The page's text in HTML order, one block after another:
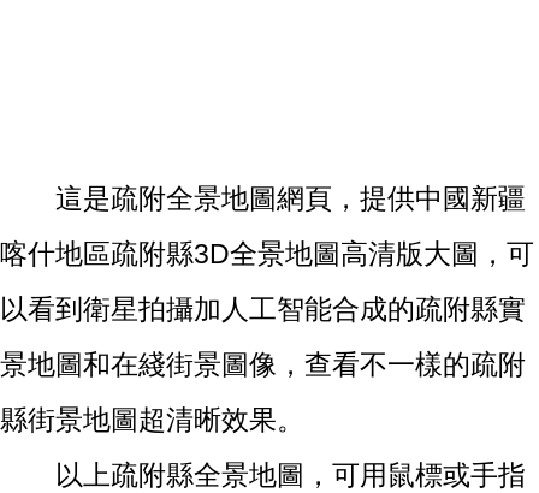
這是疏附全景地圖網頁，提供中國新疆
喀什地區疏附縣3D全景地圖高清版大圖，可
以看到衛星拍攝加人工智能合成的疏附縣實
景地圖和在綫街景圖像，查看不一樣的疏附
縣街景地圖超清晰效果。
以上疏附縣全景地圖，可用鼠標或手指